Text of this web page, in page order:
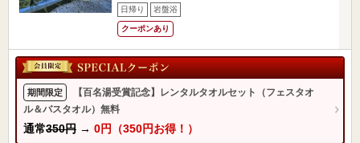
日帰り 岩盤浴
クーポンあり
期間限定
【百名湯受賞記念】レンタルタオルセット（フェスタオ
ル＆バスタオル）無料
通常350円 → 0円（350円お得！）